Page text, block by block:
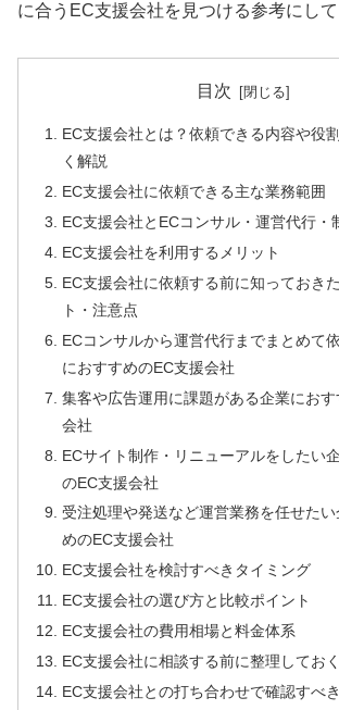
に合うEC支援会社を見つける参考にして
目次
EC支援会社とは？依頼できる内容や役
く解説
EC支援会社に依頼できる主な業務範囲
EC支援会社とECコンサル・運営代行・
EC支援会社を利用するメリット
EC支援会社に依頼する前に知っておき
ト・注意点
ECコンサルから運営代行までまとめて
におすすめのEC支援会社
集客や広告運用に課題がある企業にお
会社
ECサイト制作・リニューアルをしたい
のEC支援会社
受注処理や発送など運営業務を任せた
めのEC支援会社
EC支援会社を検討すべきタイミング
EC支援会社の選び方と比較ポイント
EC支援会社の費用相場と料金体系
EC支援会社に相談する前に整理してお
EC支援会社との打ち合わせで確認すべ